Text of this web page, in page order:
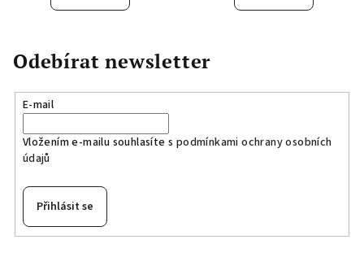
Odebírat newsletter
E-mail
Vložením e-mailu souhlasíte s podmínkami ochrany osobních
údajů
Přihlásit se